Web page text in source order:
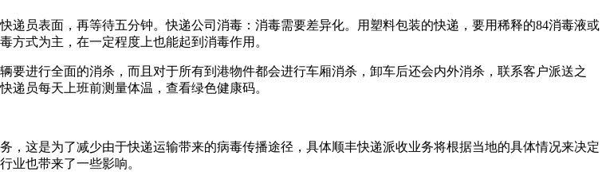
员表面，再等待五分钟。快递公司消毒：消毒需要差异化。用塑料包装的快递，要用稀释的84消毒液或
方式为主，在一定程度上也能起到消毒作用。
进行全面的消杀，而且对于所有到港物件都会进行车厢消杀，卸车后还会内外消杀，联系客户派送之
递员每天上班前测量体温，查看绿色健康码。
这是为了减少由于快递运输带来的病毒传播途径，具体顺丰快递派收业务将根据当地的具体情况来决定
业也带来了一些影响。